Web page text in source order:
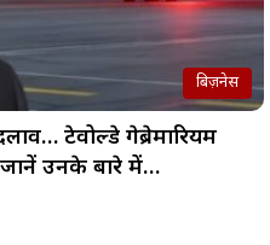
बिज़नेस
टेवोल्डे गेब्रेमारियम
उनके बारे में…